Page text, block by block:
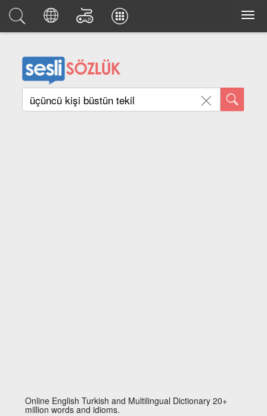
Online English Turkish and Multilingual Dictionary 20+
million words and idioms.